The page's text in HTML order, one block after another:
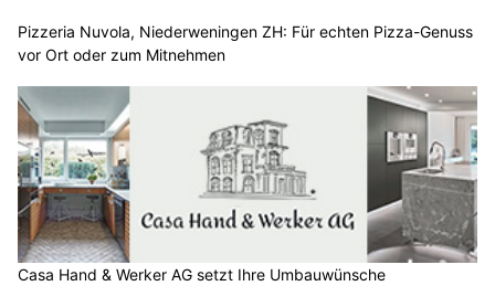
Pizzeria Nuvola, Niederweningen ZH: Für echten Pizza-Genuss
vor Ort oder zum Mitnehmen
Casa Hand & Werker AG setzt Ihre Umbauwünsche